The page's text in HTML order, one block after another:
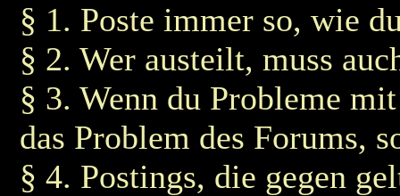
§ 1. Poste immer so, wie
§ 2. Wer austeilt, muss
§ 3. Wenn du Probleme
das Problem des Forums,
§ 4. Postings, die gegen